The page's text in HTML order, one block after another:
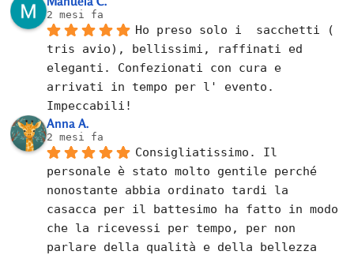
2 mesi fa
Ho preso solo i  sacchetti (
tris avio), bellissimi, raffinati ed
eleganti. Confezionati con cura e
arrivati in tempo per l' evento.
Impeccabili!
Anna A.
2 mesi fa
Consigliatissimo. Il
personale è stato molto gentile perché
nonostante abbia ordinato tardi la
casacca per il battesimo ha fatto in modo
che la ricevessi per tempo, per non
parlare della qualità e della bellezza